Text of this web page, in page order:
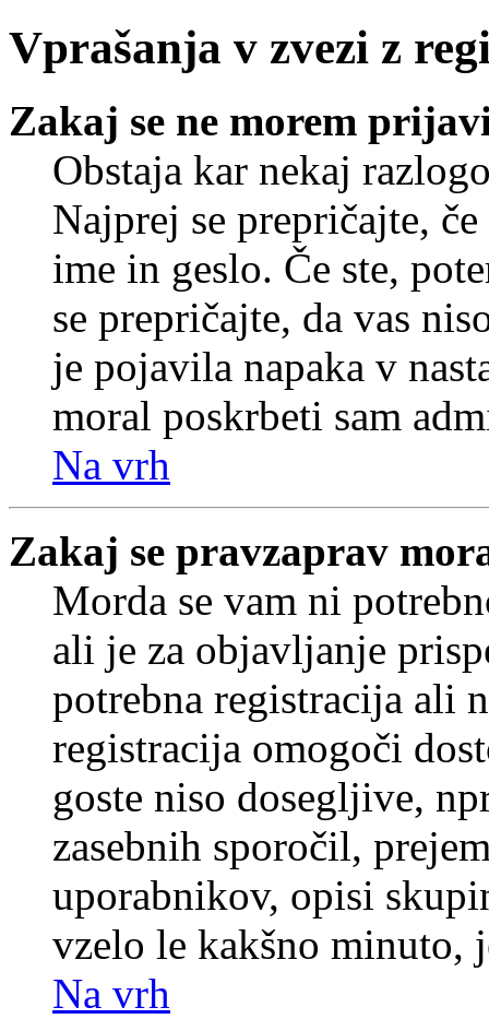
Vprašanja v zvezi z
Zakaj se ne morem
Obstaja kar nekaj
Najprej se prepričajte,
ime in geslo. Če ste,
se prepričajte, da vas
je pojavila napaka v
moral poskrbeti sam
Na vrh
Zakaj se pravzaprav
Morda se vam ni
ali je za objavljanje
potrebna registracija ali
registracija omogoči
goste niso dosegljive,
zasebnih sporočil,
uporabnikov, opisi
vzelo le kakšno minuto,
Na vrh